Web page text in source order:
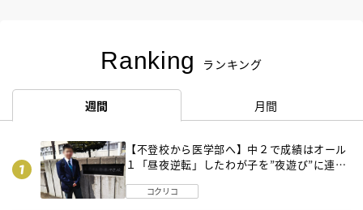
Ranking ランキング
週間 月間
【不登校から医学部へ】中２で成績はオール
１「昼夜逆転」したわが子を”夜遊び”に連れ
コクリコ